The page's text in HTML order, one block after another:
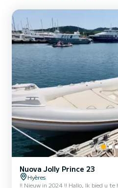
Nuova Jolly Prince 23
Hyères
!! Nieuw in 2024 !! Hallo, Ik bied u te huur aan een Halfstijf van het